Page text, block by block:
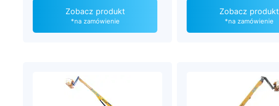
Zobacz produkt
*na zamówienie
Zobacz produkt
*na zamówienie